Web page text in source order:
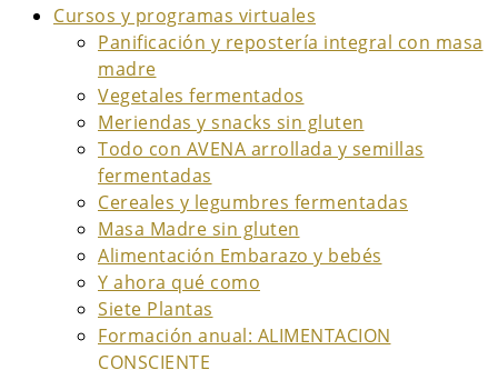
Cursos y programas virtuales
Panificación y repostería integral con masa
madre
Vegetales fermentados
Meriendas y snacks sin gluten
Todo con AVENA arrollada y semillas
fermentadas
Cereales y legumbres fermentadas
Masa Madre sin gluten
Alimentación Embarazo y bebés
Y ahora qué como
Siete Plantas
Formación anual: ALIMENTACION
CONSCIENTE